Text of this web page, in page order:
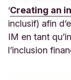
‘Creating an
inclusif) afin
IM en tant
l’inclusion